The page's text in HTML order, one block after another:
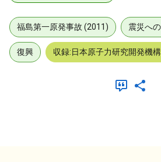
福島第一原発事故 (2011) 震災へ
復興 収録:日本原子力研究開発機